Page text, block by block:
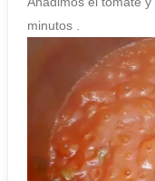
minutos .